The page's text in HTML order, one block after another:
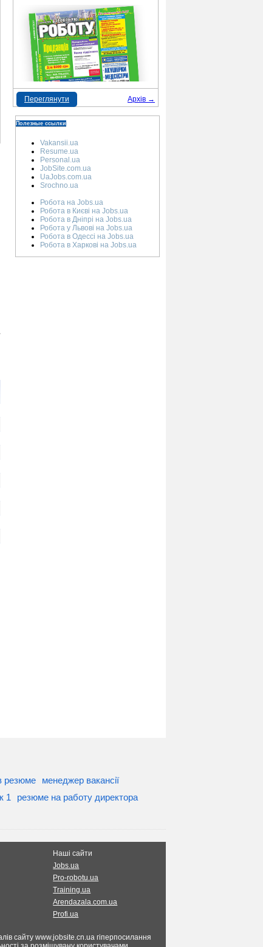
Архів →
Переглянути
Полезные ссылки
Vakansii.ua
Resume.ua
Personal.ua
JobSite.com.ua
UaJobs.com.ua
Srochno.ua
Робота на Jobs.ua
Робота в Києві на Jobs.ua
Робота в Дніпрі на Jobs.ua
Робота у Львові на Jobs.ua
Робота в Одессі на Jobs.ua
Робота в Харкові на Jobs.ua
резюме
менеджер вакансії
1
резюме на работу директора
Наші сайти
Jobs.ua
Pro-robotu.ua
Training.ua
Arendazala.com.ua
Profi.ua
сайту www.jobsite.cn.ua гіперпосилання